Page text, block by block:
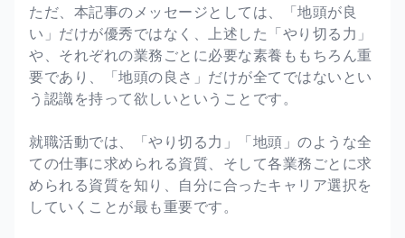
ただ、本記事のメッセージとしては、「地頭が良
い」だけが優秀ではなく、上述した「やり切る力」
や、それぞれの業務ごとに必要な素養ももちろん重
要であり、「地頭の良さ」だけが全てではないとい
う認識を持って欲しいということです。
就職活動では、「やり切る力」「地頭」のような全
ての仕事に求められる資質、そして各業務ごとに求
められる資質を知り、自分に合ったキャリア選択を
していくことが最も重要です。